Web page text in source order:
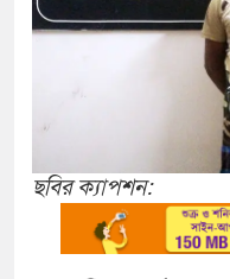
ছবির ক্যাপশন: